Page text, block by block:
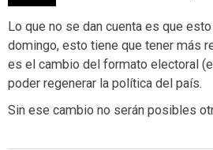
Lo que no se dan cuenta es que
domingo, esto tiene que tener más
es el cambio del formato electoral
poder regenerar la política del país.
Sin ese cambio no serán posibles